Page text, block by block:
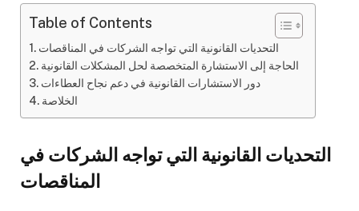
Table of Contents
التحديات القانونية التي تواجه الشركات في المناقصات
الحاجة إلى الاستشارة المتخصصة لحل المشكلات القانونية
دور الاستشارات القانونية في دعم نجاح العطاءات
الخلاصة
التحديات القانونية التي تواجه الشركات في
المناقصات